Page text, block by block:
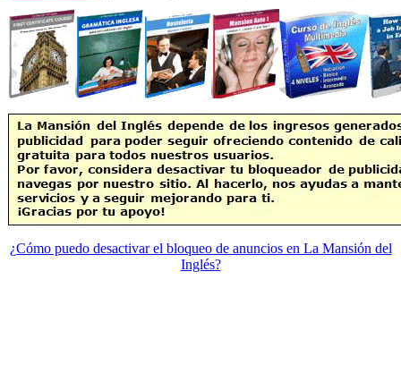
¿Cómo puedo desactivar el bloqueo de anuncios en La Mansión del
Inglés?